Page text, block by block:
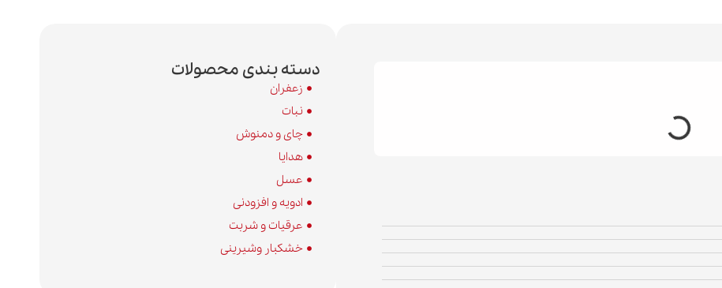
دسته بندی محصولات
زعفران
نبات
چای و دمنوش
هدایا
عسل
ادویه و افزودنی
عرقیات و شربت
خشکبار وشیرینی